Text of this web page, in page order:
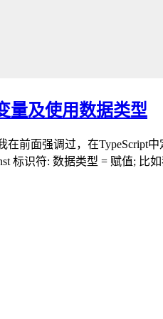
量及使用数据类型
在前面强调过，在TypeScript
标识符: 数据类型 = 赋值; 比